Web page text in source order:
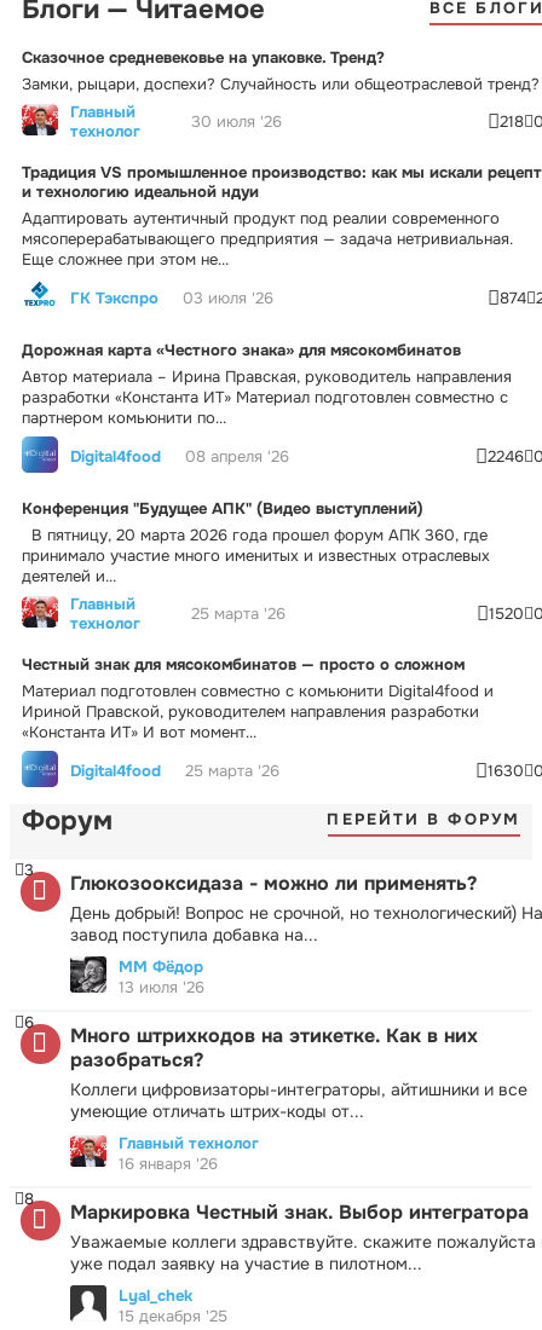
Блоги — Читаемое ВСЕ
Сказочное средневековье на упаковке. Тренд?
Замки, рыцари, доспехи? Случайность или общеотраслевой тренд?
Главный
технолог
30 июля '26 218
Традиция VS промышленное производство: как мы искали рецепт
и технологию идеальной ндуи
Адаптировать аутентичный продукт под реалии современного
мясоперерабатывающего предприятия — задача нетривиальная.
Еще сложнее при этом не...
ГК Тэкспро
03 июля '26 874
Дорожная карта «Честного знака» для мясокомбинатов
Автор материала – Ирина Правская, руководитель направления
разработки «Константа ИТ» Материал подготовлен совместно с
партнером комьюнити по...
Digital4food
08 апреля '26 2246
Конференция "Будущее АПК" (Видео выступлений)
В пятницу, 20 марта 2026 года прошел форум АПК 360, где
принимало участие много именитых и известных отраслевых
деятелей и...
Главный
технолог
25 марта '26 1520
Честный знак для мясокомбинатов — просто о сложном
Материал подготовлен совместно с комьюнити Digital4food и
Ириной Правской, руководителем направления разработки
«Константа ИТ» И вот момент...
Digital4food
25 марта '26 1630
Форум ПЕРЕЙТИ В ФОРУМ
Глюкозооксидаза - можно ли применять?
День добрый! Вопрос не срочной, но технологический) На
завод поступила добавка на...
3
ММ Фёдор
13 июля '26
Много штрихкодов на этикетке. Как в них
разобраться?
Коллеги цифровизаторы-интеграторы, айтишники и все
умеющие отличать штрих-коды от...
6
Главный технолог
16 января '26
Маркировка Честный знак. Выбор интегратора
Уважаемые коллеги здравствуйте. скажите пожалуйста
уже подал заявку на участие в пилотном...
8
Lyal_chek
15 декабря '25